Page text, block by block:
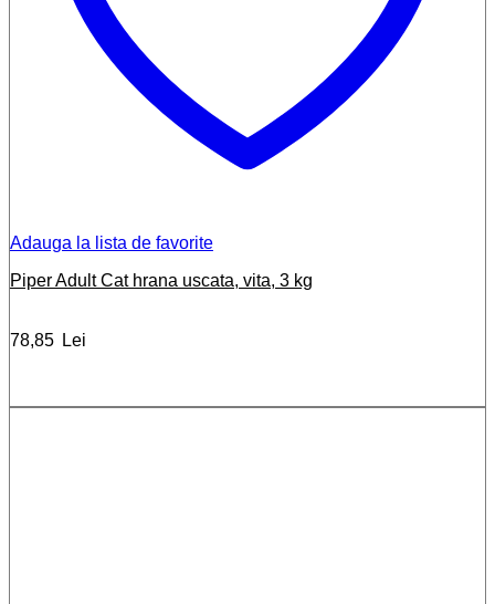
Adauga la lista de favorite
Piper Adult Cat hrana uscata, vita, 3 kg
78,85 Lei